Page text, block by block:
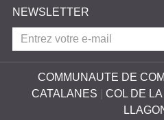
NEWSLETTER
COMMUNAUTE DE
CATALANES
COL DE